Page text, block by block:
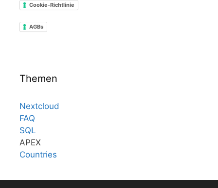
Cookie-Richtlinie
AGBs
Themen
Nextcloud
FAQ
SQL
APEX
Countries